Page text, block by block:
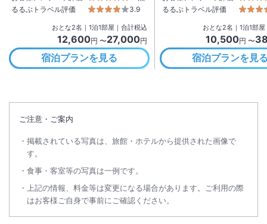
るるぶトラベル評価
3.9
おとな2名 ｜ 1泊1部屋｜合計税込
12,600円 〜27,000円
宿泊プランを見る
るるぶトラベル評価
おとな2名 ｜ 1泊1部屋
10,500円 〜
宿泊プランを見
ご注意・ご案内
掲載されている写真は、旅館・ホテルから提供された画像で
す。
食事・客室等の写真は一例です。
上記の情報、料金等は変更になる場合があります。ご利用の際
はお客様ご自身で事前にご確認ください。